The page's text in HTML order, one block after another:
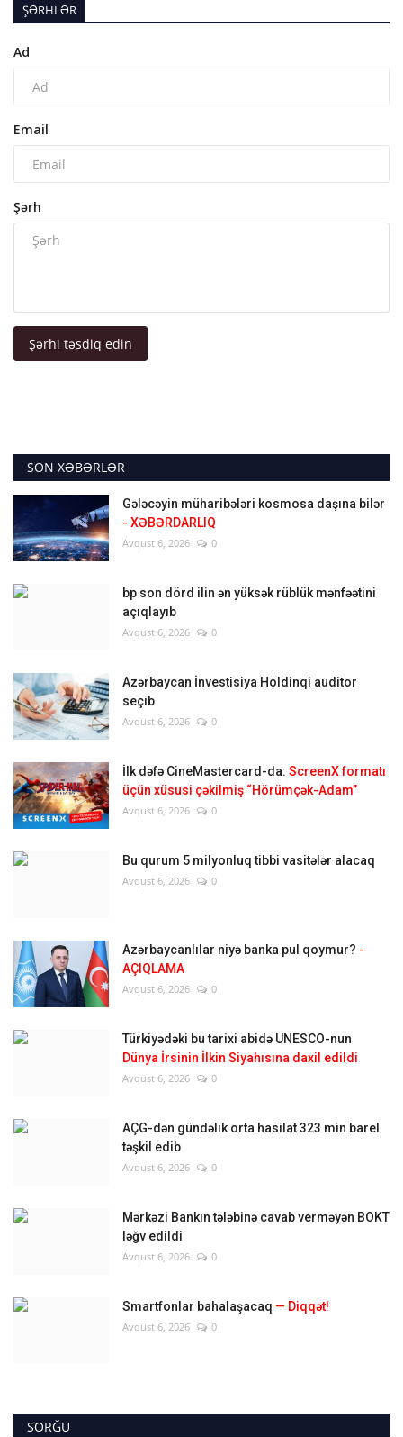
ŞƏRHLƏR
Ad
Email
Şərh
Şərhi təsdiq edin
SON XƏBƏRLƏR
Gələcəyin müharibələri kosmosa daşına bilər
- XƏBƏRDARLIQ
Avqust 6, 2026 0
bp son dörd ilin ən yüksək rüblük mənfəətini
açıqlayıb
Avqust 6, 2026 0
Azərbaycan İnvestisiya Holdinqi auditor
seçib
Avqust 6, 2026 0
İlk dəfə CineMastercard-da: ScreenX formatı
üçün xüsusi çəkilmiş “Hörümçək-Adam”
Avqust 6, 2026 0
Bu qurum 5 milyonluq tibbi vasitələr alacaq
Avqust 6, 2026 0
Azərbaycanlılar niyə banka pul qoymur? -
AÇIQLAMA
Avqust 6, 2026 0
Türkiyədəki bu tarixi abidə UNESCO-nun
Dünya İrsinin İlkin Siyahısına daxil edildi
Avqust 6, 2026 0
AÇG-dən gündəlik orta hasilat 323 min barel
təşkil edib
Avqust 6, 2026 0
Mərkəzi Bankın tələbinə cavab verməyən BOKT
ləğv edildi
Avqust 6, 2026 0
Smartfonlar bahalaşacaq — Diqqət!
Avqust 6, 2026 0
SORĞU